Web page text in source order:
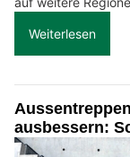
Weiterlesen
ausbessern: